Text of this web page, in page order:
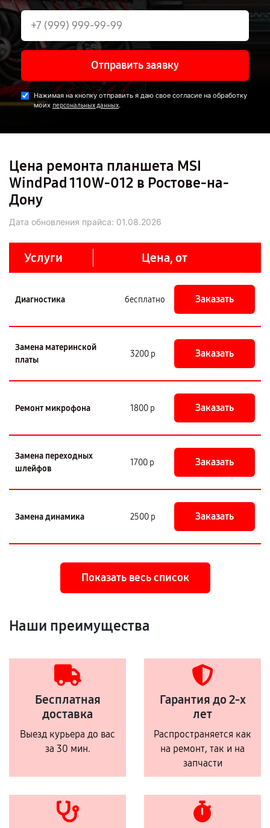
Отправить заявку
Нажимая на кнопку отправить я даю свое согласие на обработку
моих персональных данных.
Цена ремонта планшета MSI
WindPad 110W-012 в Ростове-на-
Дону
Дата обновления прайса: 01.08.2026
Услуги Цена, от
Диагностика бесплатно Заказать
Замена материнской
платы
3200 р Заказать
Ремонт микрофона 1800 р Заказать
Замена переходных
шлейфов
1700 р Заказать
Замена динамика 2500 р Заказать
Показать весь список
Наши преимущества
Бесплатная
доставка
Выезд курьера до вас
за 30 мин.
Гарантия до 2-х
лет
Распространяется как
на ремонт, так и на
запчасти